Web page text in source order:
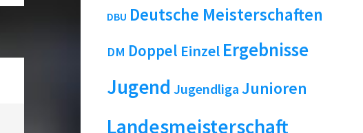
DBU Deutsche Meisterschaften
DM Doppel Einzel Ergebnisse
Jugend Jugendliga Junioren
Landesmeisterschaft